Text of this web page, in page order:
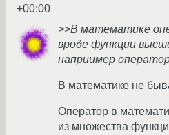
+00:00
>>В математике
вроде функции
наприимер
В математике не
Оператор в
из множества